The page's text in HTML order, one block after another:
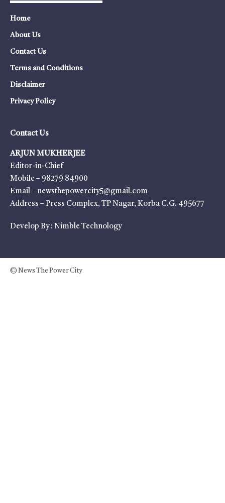
Home
About Us
Contact Us
Terms and Conditions
Disclaimer
Privacy Policy
Contact Us
ARJUN MUKHERJEE
Editor-in-Chief
Mobile – 98279 84900
Email – newsthepowercity5@gmail.com
Address – Press Complex, TP Nagar, Korba C.G. 495677
Develop By : Nimble Technology
© News The Power City